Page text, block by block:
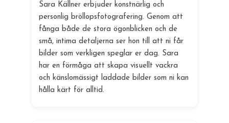
Sara Källner erbjuder konstnärlig och
personlig bröllopsfotografering. Genom att
fånga både de stora ögonblicken och de
små, intima detaljerna ser hon till att ni får
bilder som verkligen speglar er dag. Sara
har en förmåga att skapa visuellt vackra
och känslomässigt laddade bilder som ni kan
hålla kärt för alltid.